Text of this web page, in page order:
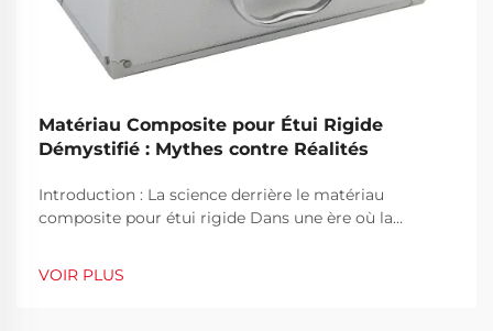
Matériau Composite pour Étui Rigide
Démystifié : Mythes contre Réalités
Introduction : La science derrière le matériau
composite pour étui rigide Dans une ère où la
protection ont considérablement évolué. Le matériau
VOIR PLUS